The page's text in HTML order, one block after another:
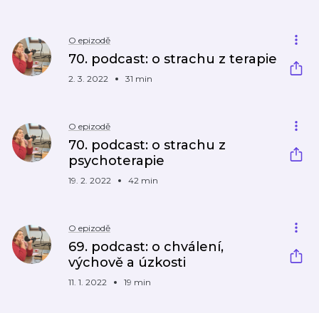
O epizodě
70. podcast: o strachu z terapie
2. 3. 2022 31 min
O epizodě
70. podcast: o strachu z
psychoterapie
19. 2. 2022 42 min
O epizodě
69. podcast: o chválení,
výchově a úzkosti
11. 1. 2022 19 min